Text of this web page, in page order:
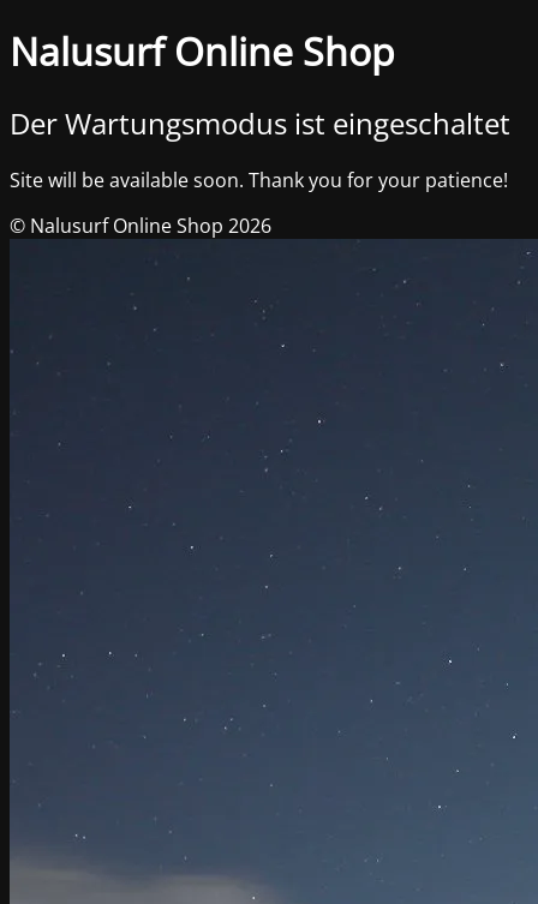
Nalusurf Online Shop
Der Wartungsmodus ist eingeschaltet
Site will be available soon. Thank you for your patience!
© Nalusurf Online Shop 2026